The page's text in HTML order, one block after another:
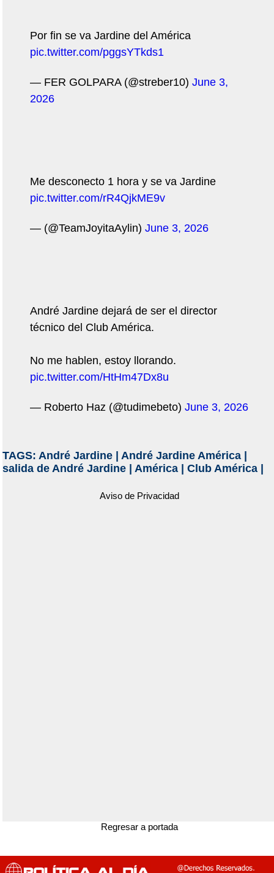
Por fin se va Jardine del América
pic.twitter.com/pggsYTkds1
— FER GOLPARA (@streber10) June 3,
2026
Me desconecto 1 hora y se va Jardine
pic.twitter.com/rR4QjkME9v
— (@TeamJoyitaAylin) June 3, 2026
André Jardine dejará de ser el director
técnico del Club América.
No me hablen, estoy llorando.
pic.twitter.com/HtHm47Dx8u
— Roberto Haz (@tudimebeto) June 3, 2026
TAGS: André Jardine| André Jardine América|
salida de André Jardine| América| Club América|
Aviso de Privacidad
Regresar a portada